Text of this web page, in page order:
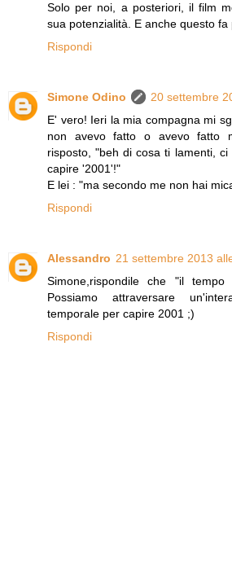
Solo per noi, a posteriori, il film
sua potenzialità. E anche questo
Rispondi
Simone Odino
20 settembre
E' vero! Ieri la mia compagna mi
non avevo fatto o avevo fatto
risposto, "beh di cosa ti lamenti,
capire '2001'!"
E lei : "ma secondo me non hai
Rispondi
Alessandro 21 settembre 2013
Simone,rispondile che "il
Possiamo attraversare
temporale per capire 2001 ;)
Rispondi